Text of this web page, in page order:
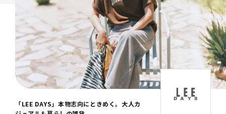
「LEE DAYS」本物志向にときめく。大人カ